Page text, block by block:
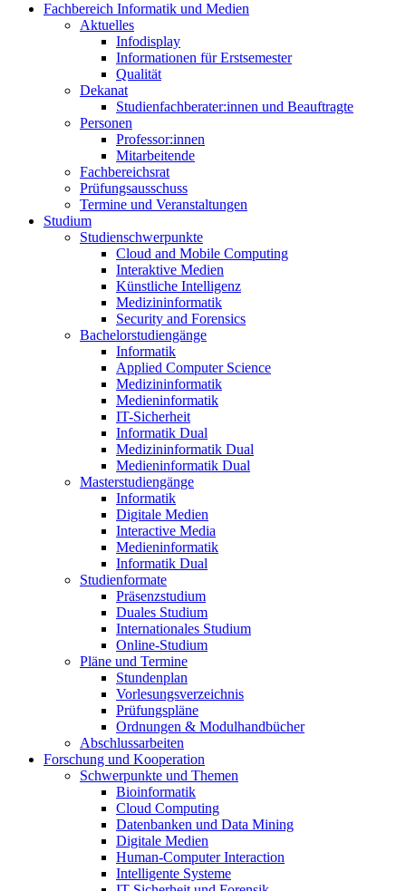
Fachbereich Informatik und Medien
Aktuelles
Infodisplay
Informationen für Erstsemester
Qualität
Dekanat
Studienfachberater:innen und Beauftragte
Personen
Professor:innen
Mitarbeitende
Fachbereichsrat
Prüfungsausschuss
Termine und Veranstaltungen
Studium
Studienschwerpunkte
Cloud and Mobile Computing
Interaktive Medien
Künstliche Intelligenz
Medizininformatik
Security and Forensics
Bachelorstudiengänge
Informatik
Applied Computer Science
Medizininformatik
Medieninformatik
IT-Sicherheit
Informatik Dual
Medizininformatik Dual
Medieninformatik Dual
Masterstudiengänge
Informatik
Digitale Medien
Interactive Media
Medieninformatik
Informatik Dual
Studienformate
Präsenzstudium
Duales Studium
Internationales Studium
Online-Studium
Pläne und Termine
Stundenplan
Vorlesungsverzeichnis
Prüfungspläne
Ordnungen & Modulhandbücher
Abschlussarbeiten
Forschung und Kooperation
Schwerpunkte und Themen
Bioinformatik
Cloud Computing
Datenbanken und Data Mining
Digitale Medien
Human-Computer Interaction
Intelligente Systeme